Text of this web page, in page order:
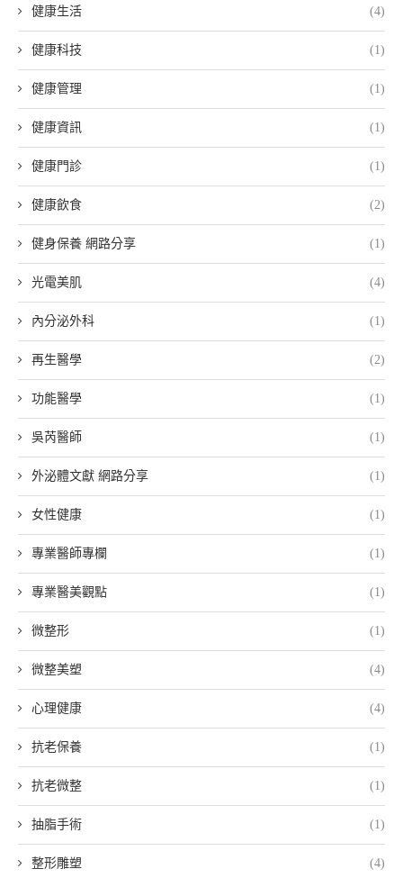
健康生活 (4)
健康科技 (1)
健康管理 (1)
健康資訊 (1)
健康門診 (1)
健康飲食 (2)
健身保養 網路分享 (1)
光電美肌 (4)
內分泌外科 (1)
再生醫學 (2)
功能醫學 (1)
吳芮醫師 (1)
外泌體文獻 網路分享 (1)
女性健康 (1)
專業醫師專欄 (1)
專業醫美觀點 (1)
微整形 (1)
微整美塑 (4)
心理健康 (4)
抗老保養 (1)
抗老微整 (1)
抽脂手術 (1)
整形雕塑 (4)